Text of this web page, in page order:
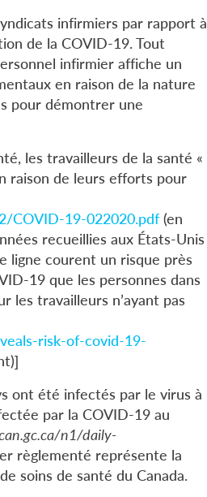
infirmiers par rapport à
de la COVID-19. Tout
infirmier affiche un
en raison de la nature
pour démontrer une
les travailleurs de la santé «
raison de leurs efforts pour
COVID-19-022020.pdf(en
recueillies aux États-Unis
ligne courent un risque près
19 que les personnes dans
les travailleurs n’ayant pas
risk-of-covid-19-
ont été infectés par le virus à
par la COVID-19 au
n1/daily-
règlementé représente la
soins de santé du Canada.